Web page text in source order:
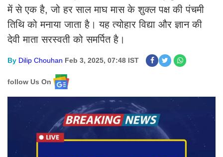
में से एक है, जो हर साल माघ मास के शुक्ल पक्ष की पंचमी
तिथि को मनाया जाता है। यह त्योहार विद्या और ज्ञान की
देवी माता सरस्वती को समर्पित है।
By Dilip Chouhan Feb 3, 2025, 07:48 IST
follow Us On